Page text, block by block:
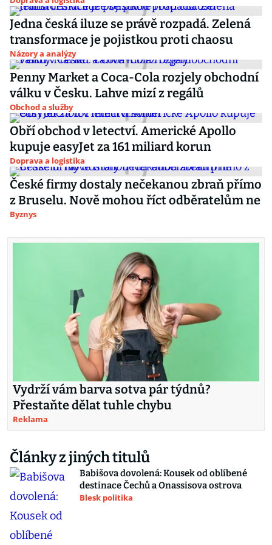
Jedna česká iluze se právě rozpadá. Zelená
transformace je pojistkou proti chaosu
Názory a analýzy
Penny Market a Coca-Cola rozjely obchodní
válku v Česku. Lahve mizí z regálů
Obchod a služby
Obří obchod v letectví. Americké Apollo
kupuje easyJet za 161 miliard korun
Doprava a logistika
České firmy dostaly nečekanou zbraň přímo
z Bruselu. Nově mohou říct odběratelům ne
Byznys
Vydrží vám barva sotva pár týdnů?
Přestaňte dělat tuhle chybu
Reklama
Články z jiných titulů
Babišova dovolená: Kousek od oblíbené
destinace Čechů a Onassisova ostrova
Blesk politika